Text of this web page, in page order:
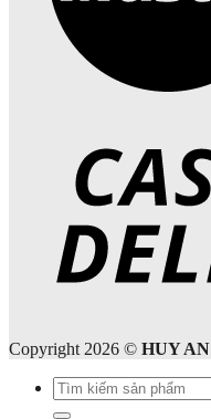
Copyright 2026 © HUY AN
Tìm
kiếm: